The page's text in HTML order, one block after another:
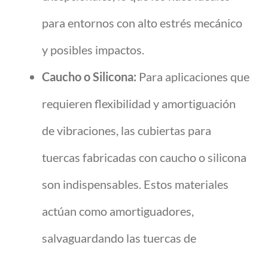
para entornos con alto estrés mecánico
y posibles impactos.
Caucho o Silicona: Para aplicaciones que
requieren flexibilidad y amortiguación
de vibraciones, las cubiertas para
tuercas fabricadas con caucho o silicona
son indispensables. Estos materiales
actúan como amortiguadores,
salvaguardando las tuercas de